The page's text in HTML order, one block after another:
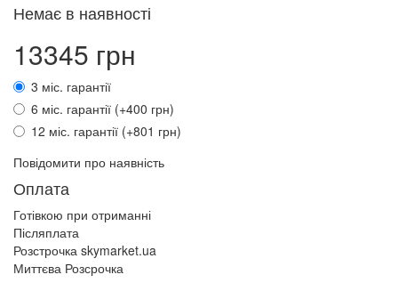
Немає в наявності
13345 грн
3 міс. гарантії
6 міс. гарантії (+400 грн)
12 міс. гарантії (+801 грн)
Повідомити про наявність
Оплата
Готівкою при отриманні
Післяплата
Розстрочка skymarket.ua
Миттєва Розсрочка